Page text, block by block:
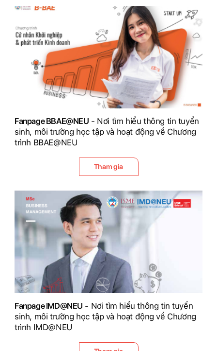
Fanpage BBAE@NEU - Nơi tìm hiểu thông tin tuyển
sinh, môi trường học tập và hoạt động về Chương
trình BBAE@NEU
Tham gia
Fanpage IMD@NEU - Nơi tìm hiểu thông tin tuyển
sinh, môi trường học tập và hoạt động về Chương
trình IMD@NEU